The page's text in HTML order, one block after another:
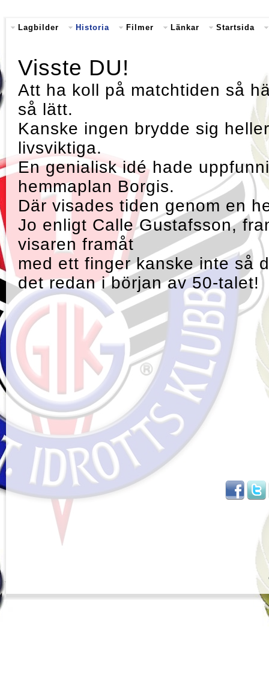
Lagbilder Historia Filmer Länkar Startsida
Visste DU!
Att ha koll på matchtiden så
så lätt.
Kanske ingen brydde sig
livsviktiga.
En genialisk idé hade
hemmaplan Borgis.
Där visades tiden genom en
Jo enligt Calle Gustafsson,
visaren framåt
med ett finger kanske inte så
det redan i början av 50-talet!